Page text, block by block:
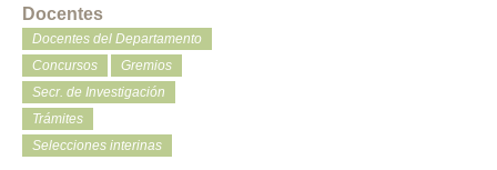
Docentes
Docentes del Departamento
Concursos
Gremios
Secr. de Investigación
Trámites
Selecciones interinas